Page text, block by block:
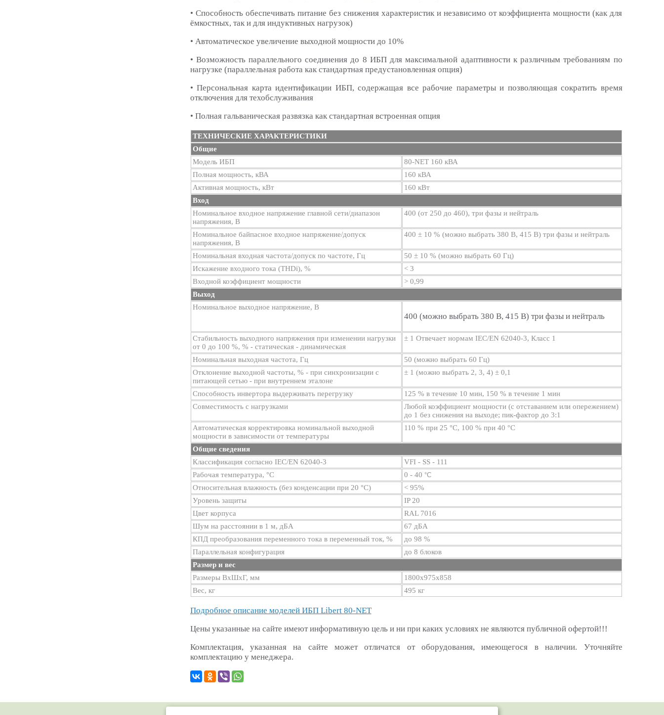
• Способность обеспечивать питание без снижения характеристик и независимо от коэффициента мощности (как для
ёмкостных, так и для индуктивных нагрузок)
• Автоматическое увеличение выходной мощности до 10%
• Возможность параллельного соединения до 8 ИБП для максимальной адаптивности к различным требованиям по
нагрузке (параллельная работа как стандартная предустановленная опция)
• Персональная карта идентификации ИБП, содержащая все рабочие параметры и позволяющая сократить время
отключения для техобслуживания
• Полная гальваническая развязка как стандартная встроенная опция
ТЕХНИЧЕСКИЕ ХАРАКТЕРИСТИКИ
Общие
Модель ИБП
80-NET 160 кВА
Полная мощность, кВА
160 кВА
Активная мощность, кВт
160 кВт
Вход
Номинальное входное напряжение главной сети/диапазон
напряжения, В
400 (от 250 до 460), три фазы и нейтраль
Номинальное байпасное входное напряжение/допуск
напряжения, В
400 ± 10 % (можно выбрать 380 В, 415 В) три фазы и нейтраль
Номинальная входная частота/допуск по частоте, Гц
50 ± 10 % (можно выбрать 60 Гц)
Искажение входного тока (THDi), %
< 3
Входной коэффициент мощности
> 0,99
Выход
Номинальное выходное напряжение, В
400 (можно выбрать 380 В, 415 В) три фазы и нейтраль
Стабильность выходного напряжения при изменении нагрузки
от 0 до 100 %, % - статическая - динамическая
± 1 Отвечает нормам IEC/EN 62040-3, Класс 1
Номинальная выходная частота, Гц
50 (можно выбрать 60 Гц)
Отклонение выходной частоты, % - при синхронизации с
питающей сетью - при внутреннем эталоне
± 1 (можно выбрать 2, 3, 4) ± 0,1
Способность инвертора выдерживать перегрузку
125 % в течение 10 мин, 150 % в течение 1 мин
Совместимость с нагрузками
Любой коэффициент мощности (с отставанием или опережением)
до 1 без снижения на выходе; пик-фактор до 3:1
Автоматическая корректировка номинальной выходной
мощности в зависимости от температуры
110 % при 25 °C, 100 % при 40 °C
Общие сведения
Классификация согласно IEC/EN 62040-3
VFI - SS - 111
Рабочая температура, °C
0 - 40 °C
Относительная влажность (без конденсации при 20 °C)
< 95%
Уровень защиты
IP 20
Цвет корпуса
RAL 7016
Шум на расстоянии в 1 м, дБА
67 дБА
КПД преобразования переменного тока в переменный ток, %
до 98 %
Параллельная конфигурация
до 8 блоков
Размер и вес
Размеры ВхШхГ, мм
1800х975х858
Вес, кг
495 кг
Подробное описание моделей ИБП Libert 80-NET
Цены указанные на сайте имеют информативную цель и ни при каких условиях не являются публичной офертой!!!
Комплектация, указанная на сайте может отличатся от оборудования, имеющегося в наличии. Уточняйте
комплектацию у менеджера.